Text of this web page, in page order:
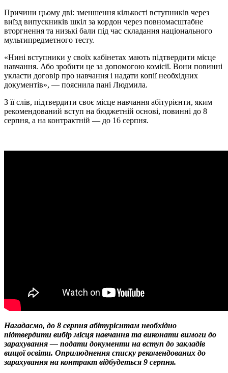
Причини цьому дві: зменшення кількості вступників через
виїзд випускників шкіл за кордон через повномасштабне
вторгнення та низькі бали під час складання національного
мультипредметного тесту.
«Нині вступники у своїх кабінетах мають підтвердити місце
навчання. Або зробити це за допомогою комісії. Вони повинні
укласти договір про навчання і надати копії необхідних
документів», — пояснила пані Людмила.
З її слів, підтвердити своє місце навчання абітурієнти, яким
рекомендований вступ на бюджетній основі, повинні до 8
серпня, а на контрактній — до 16 серпня.
Нагадаємо, до 8 серпня абітурієнтам необхідно
підтвердити вибір місця навчання та виконати вимоги до
зарахування — подати документи на вступ до закладів
вищої освіти. Оприлюднення списку рекомендованих до
зарахування на контракт відбудеться 9 серпня.